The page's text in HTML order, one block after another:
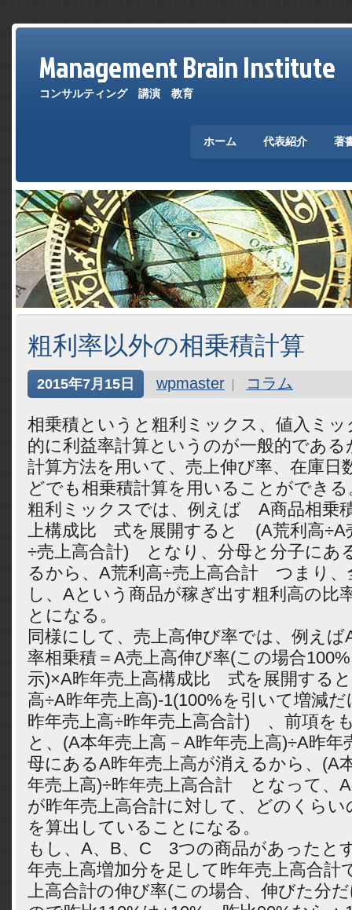
Management Brain Institute
コンサルティング 講演 教育
ホーム 代表紹介 著
粗利率以外の相乗積計算
2015年7月15日 wpmaster コラム
相乗積というと粗利ミックス、値入ミ
的に利益率計算というのが一般的であ
計算方法を用いて、売上伸び率、在庫日
どでも相乗積計算を用いることができる
粗利ミックスでは、例えば A商品相乗
上構成比 式を展開すると (A荒利高÷A
÷売上高合計) となり、分母と分子にあ
るから、A荒利高÷売上高合計 つまり、
し、Aという商品が稼ぎ出す粗利高の比
とになる。
同様にして、売上高伸び率では、例えば
率相乗積＝A売上高伸び率(この場合
示)×A昨年売上高構成比 式を展開する
高÷A昨年売上高)-1(100%を引いて増減
昨年売上高÷昨年売上高合計) 、前項を
と、(A本年売上高－A昨年売上高)÷A昨
母にあるA昨年売上高が消えるから、(A
年売上高)÷昨年売上高合計 となって、
が昨年売上高合計に対して、どのくら
を算出していることになる。
もし、A、B、C 3つの商品があった
年売上高増加分を足して昨年売上高合計
上高合計の伸び率(この場合、伸びた分